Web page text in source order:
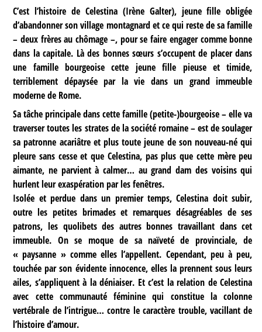
C’est l’histoire de Celestina (Irène Galter), jeune fille obligée
d’abandonner son village montagnard et ce qui reste de sa famille
– deux frères au chômage –, pour se faire engager comme bonne
dans la capitale. Là des bonnes sœurs s’occupent de placer dans
une famille bourgeoise cette jeune fille pieuse et timide,
terriblement dépaysée par la vie dans un grand immeuble
moderne de Rome.
Sa tâche principale dans cette famille (petite-)bourgeoise – elle va
traverser toutes les strates de la société romaine – est de soulager
sa patronne acariâtre et plus toute jeune de son nouveau-né qui
pleure sans cesse et que Celestina, pas plus que cette mère peu
aimante, ne parvient à calmer… au grand dam des voisins qui
hurlent leur exaspération par les fenêtres.
Isolée et perdue dans un premier temps, Celestina doit subir,
outre les petites brimades et remarques désagréables de ses
patrons, les quolibets des autres bonnes travaillant dans cet
immeuble. On se moque de sa naïveté de provinciale, de
« paysanne » comme elles l’appellent. Cependant, peu à peu,
touchée par son évidente innocence, elles la prennent sous leurs
ailes, s’appliquent à la déniaiser. Et c’est la relation de Celestina
avec cette communauté féminine qui constitue la colonne
vertébrale de l’intrigue… contre le caractère trouble, vacillant de
l’histoire d’amour.